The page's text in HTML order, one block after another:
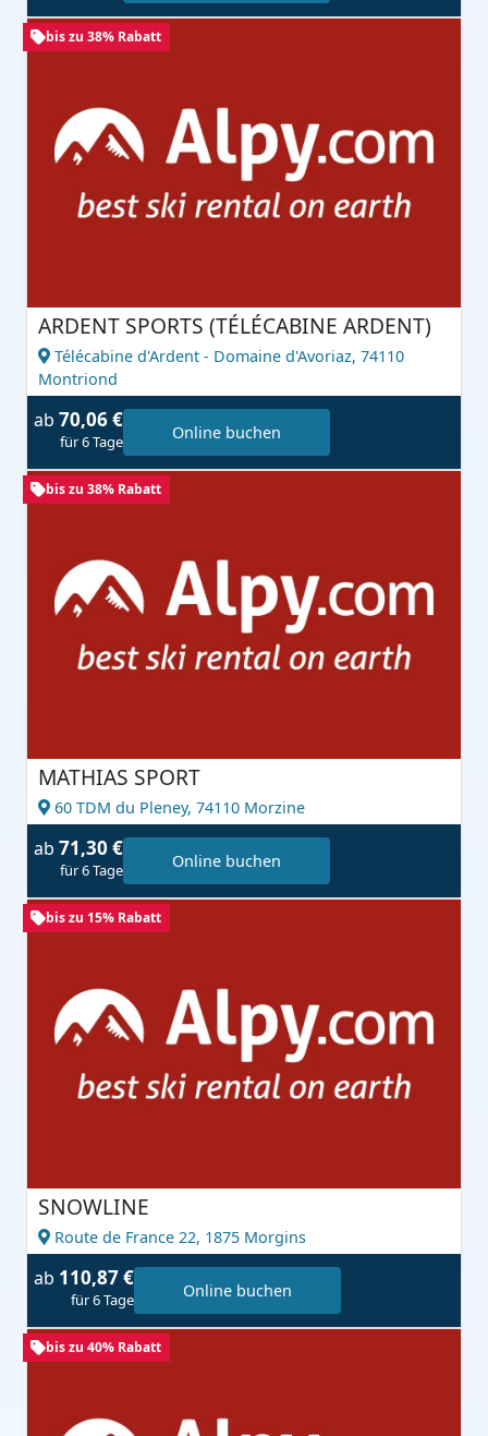
bis zu 38% Rabatt
ARDENT SPORTS (TÉLÉCABINE ARDENT)
Télécabine d'Ardent - Domaine d'Avoriaz, 74110
Montriond
ab 70,06 €
für 6 Tage Online buchen
bis zu 38% Rabatt
MATHIAS SPORT
60 TDM du Pleney, 74110 Morzine
ab 71,30 €
für 6 Tage Online buchen
bis zu 15% Rabatt
SNOWLINE
Route de France 22, 1875 Morgins
ab 110,87 €
für 6 Tage Online buchen
bis zu 40% Rabatt